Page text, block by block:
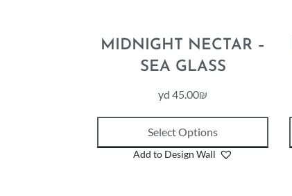
MIDNIGHT NECTAR –
SEA GLASS
45.00₪
yd
Select Options
Add to Design Wall